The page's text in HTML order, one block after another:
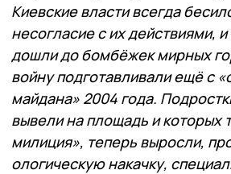
Киевские власти всегда
несогласие с их действиями,
дошли до бомбёжек мирных
войну подготавливали ещё с
майдана» 2004 года.
вывели на площадь и которых
милиция», теперь выросли,
ологическую накачку,